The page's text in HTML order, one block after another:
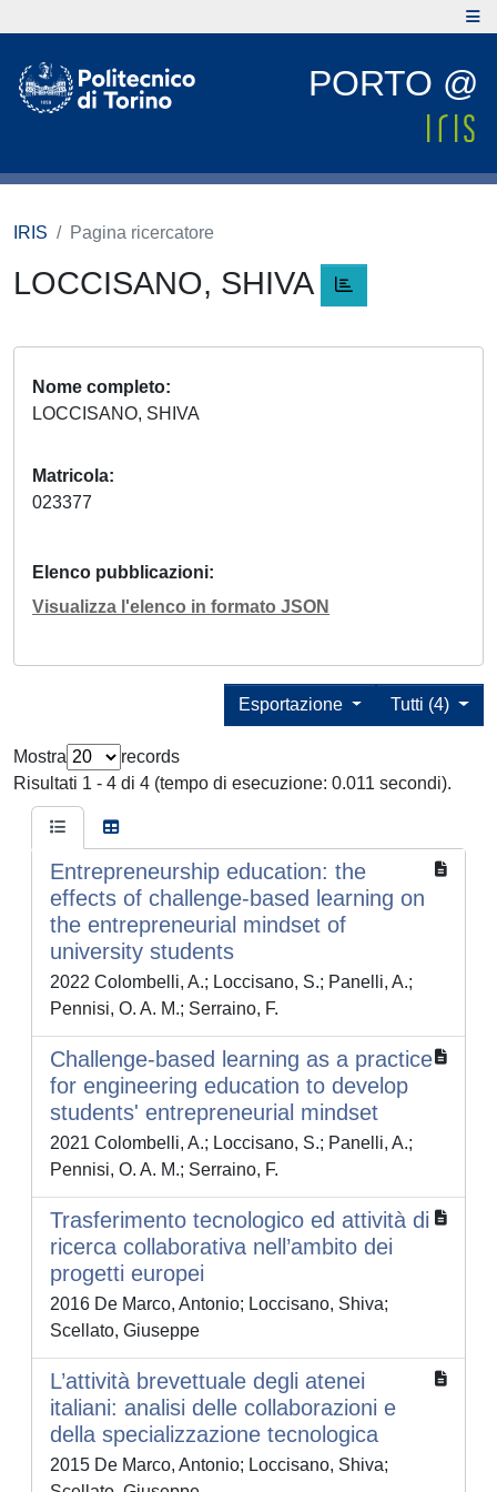
PORTO @
IRIS Pagina ricercatore
LOCCISANO, SHIVA
Nome completo
LOCCISANO, SHIVA
Matricola
023377
Elenco pubblicazioni
Visualizza l'elenco in formato JSON
Tutti (4)
Esportazione
Mostra
records
Risultati 1 - 4 di 4 (tempo di esecuzione: 0.011 secondi).
Entrepreneurship education: the
effects of challenge-based learning on
the entrepreneurial mindset of
university students
2022 Colombelli, A.; Loccisano, S.; Panelli, A.;
Pennisi, O. A. M.; Serraino, F.
Challenge-based learning as a practice
for engineering education to develop
students' entrepreneurial mindset
2021 Colombelli, A.; Loccisano, S.; Panelli, A.;
Pennisi, O. A. M.; Serraino, F.
Trasferimento tecnologico ed attività di
ricerca collaborativa nell’ambito dei
progetti europei
2016 De Marco, Antonio; Loccisano, Shiva;
Scellato, Giuseppe
L’attività brevettuale degli atenei
italiani: analisi delle collaborazioni e
della specializzazione tecnologica
2015 De Marco, Antonio; Loccisano, Shiva;